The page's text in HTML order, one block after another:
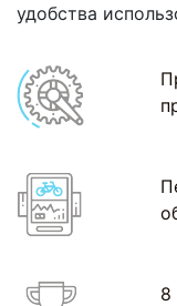
удобства
8